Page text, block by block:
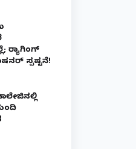
ರ‌್ಯಾಗಿಂಗ್
ಸ್ಪಷ್ಟನೆ!